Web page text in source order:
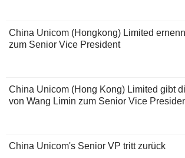
China Unicom (Hongkong) Limited
zum Senior Vice President
China Unicom (Hong Kong) Limited gibt
von Wang Limin zum Senior Vice
China Unicom's Senior VP tritt zurück